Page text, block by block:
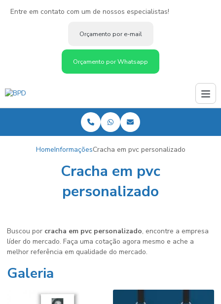
Entre em contato com um de nossos especialistas!
Orçamento por e-mail
Orçamento por Whatsapp
HomeInformaçõesCracha em pvc personalizado
Cracha em pvc
personalizado
Buscou por cracha em pvc personalizado, encontre a empresa
líder do mercado. Faça uma cotação agora mesmo e ache a
melhor referência em qualidade do mercado.
Galeria